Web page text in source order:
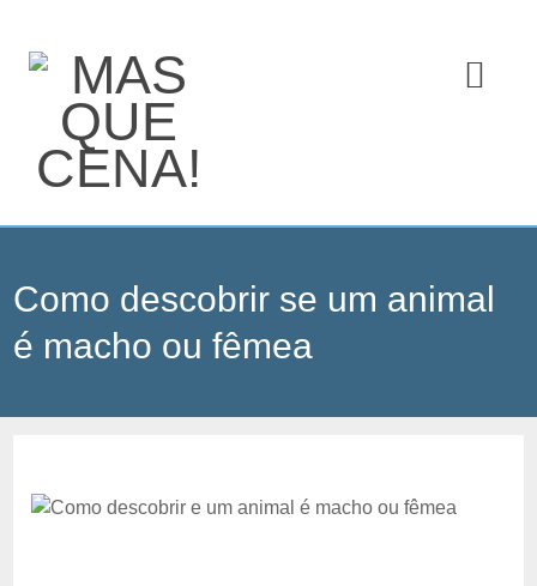
Como descobrir se um animal
é macho ou fêmea